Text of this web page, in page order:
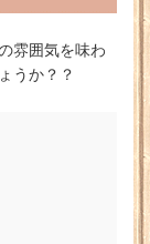
雰囲気を味わ
うか？？